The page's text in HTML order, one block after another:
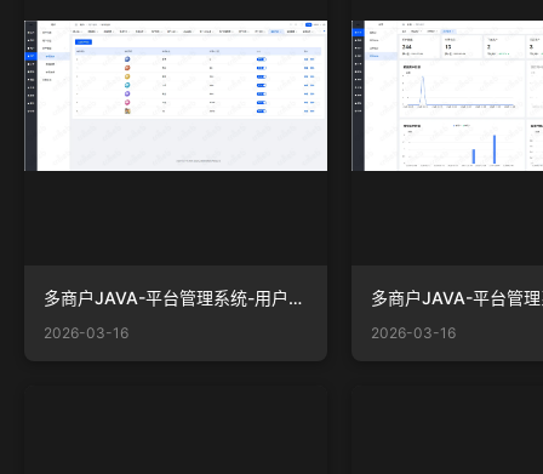
多商户JAVA-平台管理系统-用户-用户等级.png
2026-03-16 2026-03-16